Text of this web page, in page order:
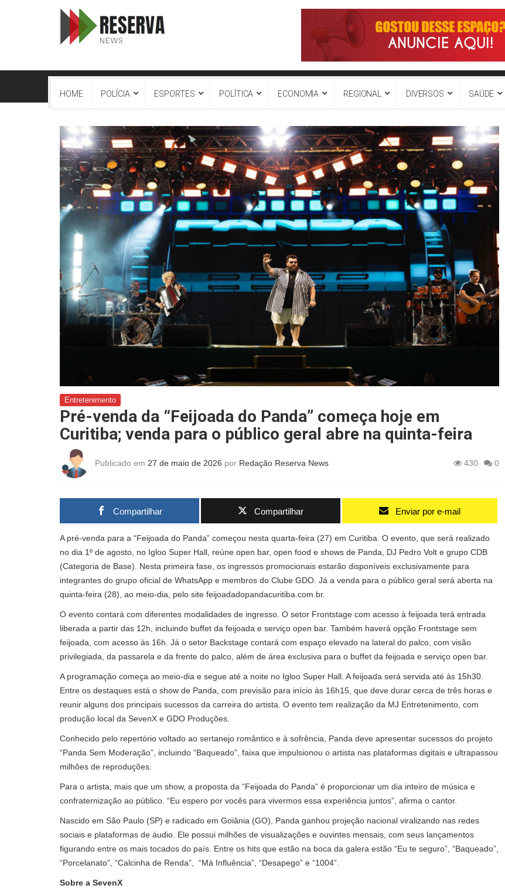
HOME POLÍCIA ESPORTES POLÍTICA ECONOMIA REGIONAL DIVERSOS SAÚDE
Entretenimento
Pré-venda da “Feijoada do Panda” começa hoje em
Curitiba; venda para o público geral abre na quinta-feira
Publicado em 27 de maio de 2026 por Redação Reserva News 430 0
Compartilhar Compartilhar Enviar por e-mail
A pré-venda para a “Feijoada do Panda” começou nesta quarta-feira (27) em Curitiba. O evento, que será realizado
no dia 1º de agosto, no Igloo Super Hall, reúne open bar, open food e shows de Panda, DJ Pedro Volt e grupo CDB
(Categoria de Base). Nesta primeira fase, os ingressos promocionais estarão disponíveis exclusivamente para
integrantes do grupo oficial de WhatsApp e membros do Clube GDO. Já a venda para o público geral será aberta na
quinta-feira (28), ao meio-dia, pelo site feijoadadopandacuritiba.com.br.
O evento contará com diferentes modalidades de ingresso. O setor Frontstage com acesso à feijoada terá entrada
liberada a partir das 12h, incluindo buffet da feijoada e serviço open bar. Também haverá opção Frontstage sem
feijoada, com acesso às 16h. Já o setor Backstage contará com espaço elevado na lateral do palco, com visão
privilegiada, da passarela e da frente do palco, além de área exclusiva para o buffet da feijoada e serviço open bar.
A programação começa ao meio-dia e segue até a noite no Igloo Super Hall. A feijoada será servida até às 15h30.
Entre os destaques está o show de Panda, com previsão para início às 16h15, que deve durar cerca de três horas e
reunir alguns dos principais sucessos da carreira do artista. O evento tem realização da MJ Entretenimento, com
produção local da SevenX e GDO Produções.
Conhecido pelo repertório voltado ao sertanejo romântico e à sofrência, Panda deve apresentar sucessos do projeto
“Panda Sem Moderação”, incluindo “Baqueado”, faixa que impulsionou o artista nas plataformas digitais e ultrapassou
milhões de reproduções.
Para o artista, mais que um show, a proposta da “Feijoada do Panda” é proporcionar um dia inteiro de música e
confraternização ao público. “Eu espero por vocês para vivermos essa experiência juntos”, afirma o cantor.
Nascido em São Paulo (SP) e radicado em Goiânia (GO), Panda ganhou projeção nacional viralizando nas redes
sociais e plataformas de áudio. Ele possui milhões de visualizações e ouvintes mensais, com seus lançamentos
figurando entre os mais tocados do país. Entre os hits que estão na boca da galera estão “Eu te seguro”, “Baqueado”,
“Porcelanato”, “Calcinha de Renda”, “Má Influência”, “Desapego” e “1004”.
Sobre a SevenX